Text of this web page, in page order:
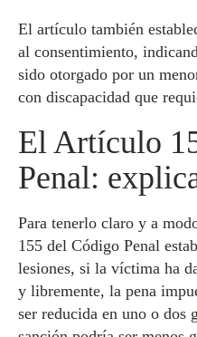
El artículo también
al consentimiento,
sido otorgado por un
con discapacidad que
El Artículo
Penal:
Para tenerlo claro y a
155 del Código Penal
lesiones, si la víctima ha
y libremente, la pena
ser reducida en uno o dos